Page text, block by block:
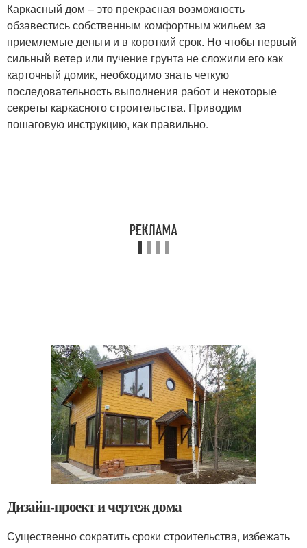
Каркасный дом – это прекрасная возможность
обзавестись собственным комфортным жильем за
приемлемые деньги и в короткий срок. Но чтобы первый
сильный ветер или пучение грунта не сложили его как
карточный домик, необходимо знать четкую
последовательность выполнения работ и некоторые
секреты каркасного строительства. Приводим
пошаговую инструкцию, как правильно.
Дизайн-проект и чертеж дома
Существенно сократить сроки строительства, избежать